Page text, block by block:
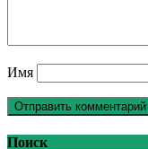
Имя
Поиск